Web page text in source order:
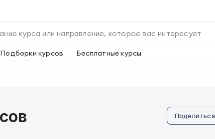
Подборки курсов Бесплатные курсы
Поделиться